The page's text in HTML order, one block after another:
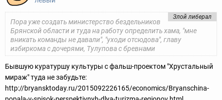
Злой либерал
Пора уже создать министерство бездельников
Брянской области и туда на работу определить хама, "мне
вникать команды не давали", "уходи отсюдова", главу
избиркома с дочерями, Тулупова с бревнами
Бывшую куратуршу культуры с фальш-проектом "Хрустальный
мираж" туда не забудьте:
http://bryansktoday.ru/2015092226165/economics/Bryanschina-